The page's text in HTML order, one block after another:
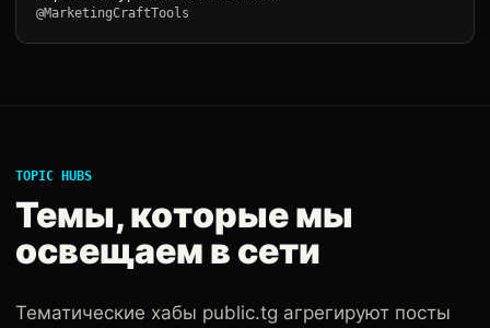
@MarketingCraftTools
TOPIC HUBS
Темы, которые мы
освещаем в сети
Тематические хабы public.tg агрегируют посты